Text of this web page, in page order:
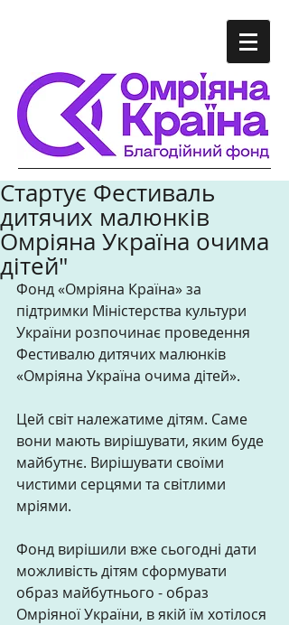
Стартує Фестиваль
дитячих малюнків
Омріяна Україна очима
дітей"
Фонд «Омріяна Країна» за
підтримки Міністерства культури
України розпочинає проведення
Фестивалю дитячих малюнків
«Омріяна Україна очима дітей».
Цей світ належатиме дітям. Саме
вони мають вирішувати, яким буде
майбутнє. Вирішувати своїми
чистими серцями та світлими
мріями.
Фонд вирішили вже сьогодні дати
можливість дітям сформувати
образ майбутнього - образ
Омріяної України, в якій їм хотілося